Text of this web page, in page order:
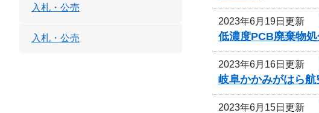
2023年6月19日更新
低濃度PCB廃棄物処
2023年6月16日更新
岐阜かかみがはら
2023年6月15日更新
入札・公売
入札・公売